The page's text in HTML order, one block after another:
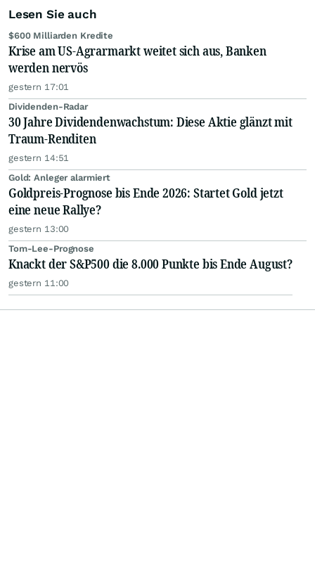
Lesen Sie auch
$600 Milliarden Kredite
Krise am US-Agrarmarkt weitet sich aus, Banken
werden nervös
gestern 17:01
Dividenden-Radar
30 Jahre Dividendenwachstum: Diese Aktie glänzt mit
Traum-Renditen
gestern 14:51
Gold: Anleger alarmiert
Goldpreis-Prognose bis Ende 2026: Startet Gold jetzt
eine neue Rallye?
gestern 13:00
Tom-Lee-Prognose
Knackt der S&P500 die 8.000 Punkte bis Ende August?
gestern 11:00